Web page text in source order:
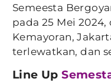
Semeesta
pada 25 Mei
Kemayoran,
terlewatkan, dan
Line Up